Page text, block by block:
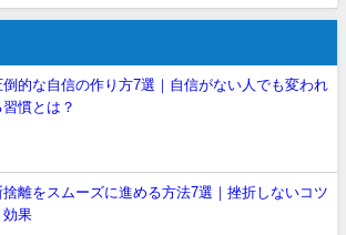
倒的な自信の作り方7選｜自信がない人でも変われ
習慣とは？
捨離をスムーズに進める方法7選｜挫折しないコツ
効果